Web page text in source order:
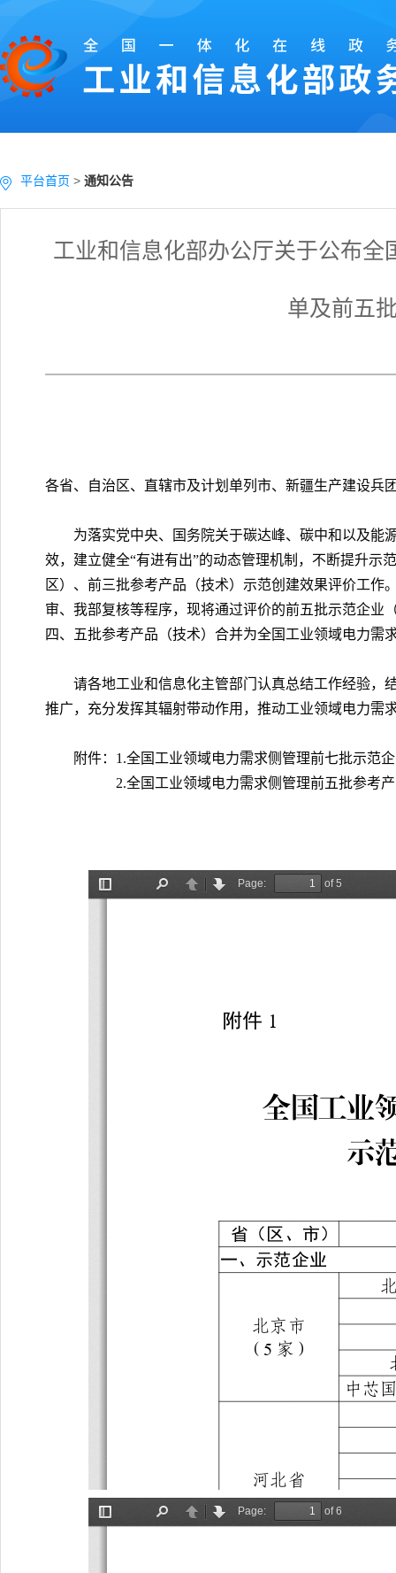
平台首页 > 通知公告
工业和信息化部办公厅关于公布
单及前五
各省、自治区、直辖市及计划单列市、新疆生产建设兵
为落实党中央、国务院关于碳达峰、碳中和以及能
效，建立健全“有进有出”的动态管理机制，不断提升示
区）、前三批参考产品（技术）示范创建效果评价工
审、我部复核等程序，现将通过评价的前五批示范企业
四、五批参考产品（技术）合并为全国工业领域电力
请各地工业和信息化主管部门认真总结工作经验，
推广，充分发挥其辐射带动作用，推动工业领域电力需
附件：1.全国工业领域电力需求侧管理前七批示范
2.全国工业领域电力需求侧管理前五批参考产